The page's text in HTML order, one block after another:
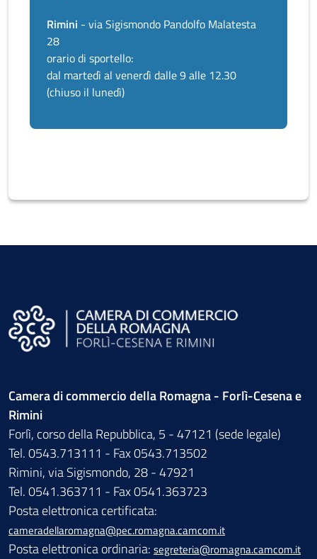
Rimini - via Sigismondo Pandolfo Malatesta
28
orario di sportello:
dal martedì al venerdì dalle 9 alle 12.30
(chiuso il lunedì)
Camera di commercio della Romagna - Forlì-Cesena e
Rimini
Forlì, corso della Repubblica, 5 - 47121 (sede legale)
Tel. 0543.713111 - Fax 0543.713502
Rimini, via Sigismondo, 28 - 47921
Tel. 0541.363711 - Fax 0541.363723
Posta elettronica certificata:
cameradellaromagna@pec.romagna.camcom.it
Posta elettronica ordinaria: segreteria@romagna.camcom.it